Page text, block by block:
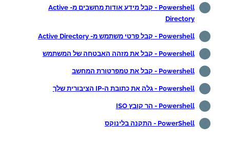
Powershell - קבל מידע אודות מחשבים מ- Active
Directory
Powershell - קבל פרטי משתמש מ- Active Directory
Powershell - קבל את מזהה האבטחה של המשתמש
Powershell - קבל את טמפרטורת המחשב
Powershell - גלה את כתובת ה-IP הציבורית שלך
Powershell - הר קובץ ISO
PowerShell - התקנה בלינוקס